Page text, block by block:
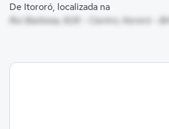
De Itororó, localizada na
Rui Barbosa, 828 - Centro, Itororó - BA